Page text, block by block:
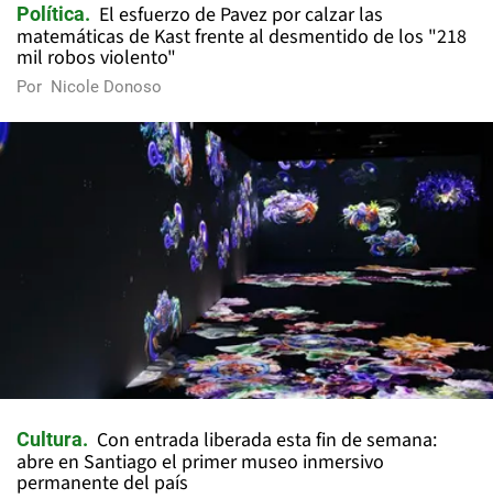
Política
El esfuerzo de Pavez por calzar las
matemáticas de Kast frente al desmentido de los "218
mil robos violento"
Por Nicole Donoso
Cultura
Con entrada liberada esta fin de semana:
abre en Santiago el primer museo inmersivo
permanente del país